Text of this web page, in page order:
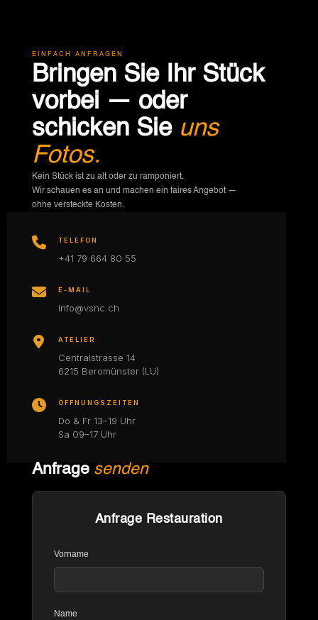
EINFACH ANFRAGEN
Bringen Sie Ihr Stück
vorbei — oder
schicken Sie uns
Fotos.
Kein Stück ist zu alt oder zu ramponiert.
Wir schauen es an und machen ein faires Angebot —
ohne versteckte Kosten.
TELEFON
+41 79 664 80 55
E-MAIL
info@vsnc.ch
ATELIER
Centralstrasse 14
6215 Beromünster (LU)
ÖFFNUNGSZEITEN
Do & Fr 13–19 Uhr
Sa 09–17 Uhr
Anfrage senden
Anfrage Restauration
Vorname
Name